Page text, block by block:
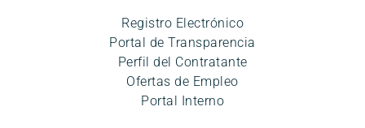
Registro Electrónico
Portal de Transparencia
Perfil del Contratante
Ofertas de Empleo
Portal Interno